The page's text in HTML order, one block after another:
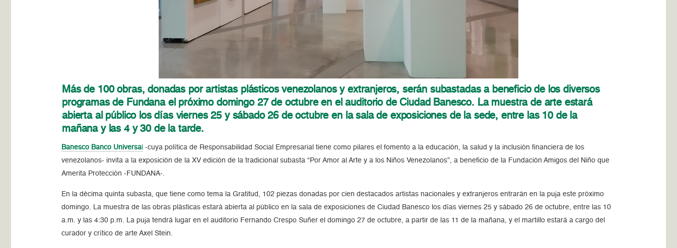
Más de 100 obras, donadas por artistas plásticos venezolanos y extranjeros, serán subastadas a beneficio de los diversos
programas de Fundana el próximo domingo 27 de octubre en el auditorio de Ciudad Banesco. La muestra de arte estará
abierta al público los días viernes 25 y sábado 26 de octubre en la sala de exposiciones de la sede, entre las 10 de la
mañana y las 4 y 30 de la tarde.
Banesco Banco Universa -cuya política de Responsabilidad Social Empresarial tiene como pilares el fomento a la educación, la salud y la inclusión financiera de los
venezolanos- invita a la exposición de la XV edición de la tradicional subasta “Por Amor al Arte y a los Niños Venezolanos”, a beneficio de la Fundación Amigos del Niño que
Amerita Protección -FUNDANA-.
En la décima quinta subasta, que tiene como tema la Gratitud, 102 piezas donadas por cien destacados artistas nacionales y extranjeros entrarán en la puja este próximo
domingo. La muestra de las obras plásticas estará abierta al público en la sala de exposiciones de Ciudad Banesco los días viernes 25 y sábado 26 de octubre, entre las 10
a.m. y las 4:30 p.m. La puja tendrá lugar en el auditorio Fernando Crespo Suñer el domingo 27 de octubre, a partir de las 11 de la mañana, y el martillo estará a cargo del
curador y crítico de arte Axel Stein.